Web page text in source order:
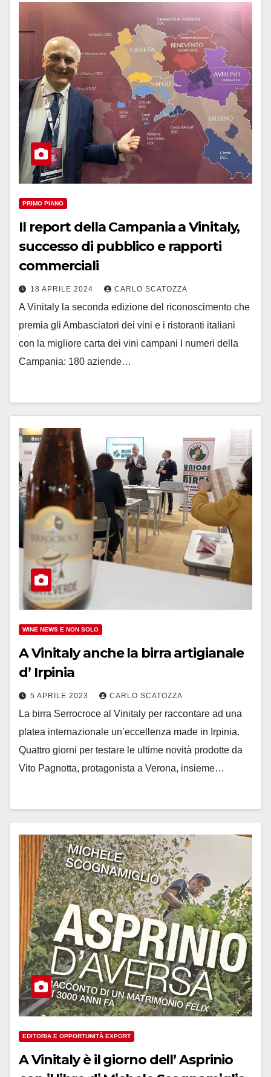
PRIMO PIANO
Il report della Campania a Vinitaly,
successo di pubblico e rapporti
commerciali
18 APRILE 2024 CARLO SCATOZZA
A Vinitaly la seconda edizione del riconoscimento che
premia gli Ambasciatori dei vini e i ristoranti italiani
con la migliore carta dei vini campani I numeri della
Campania: 180 aziende…
WINE NEWS E NON SOLO
A Vinitaly anche la birra artigianale
d’ Irpinia
5 APRILE 2023 CARLO SCATOZZA
La birra Serrocroce al Vinitaly per raccontare ad una
platea internazionale un’eccellenza made in Irpinia.
Quattro giorni per testare le ultime novità prodotte da
Vito Pagnotta, protagonista a Verona, insieme…
EDITORIA E OPPORTUNITÀ EXPORT
A Vinitaly è il giorno dell’ Asprinio